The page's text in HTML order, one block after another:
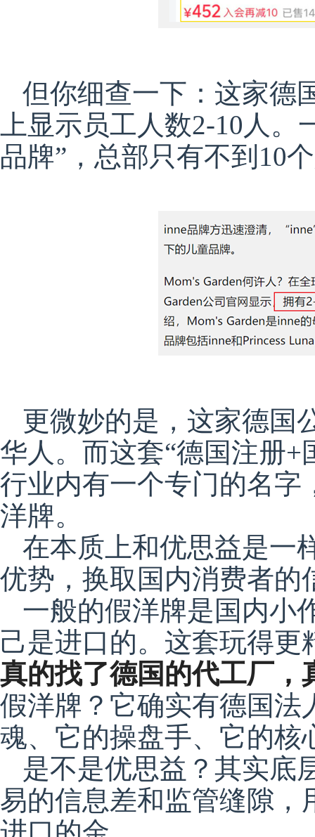
但你细查一下：这家德
上显示员工人数2-10人
品牌”，总部只有不到10
更微妙的是，这家德国
华人。而这套“德国注册+
行业内有一个专门的名
洋牌。
在本质上和优思益是一
优势，换取国内消费者的
一般的假洋牌是国内小
己是进口的。这套玩得更
真的找了德国的代工厂，
假洋牌？它确实有德国法
魂、它的操盘手、它的核
是不是优思益？其实
易的信息差和监管缝隙，